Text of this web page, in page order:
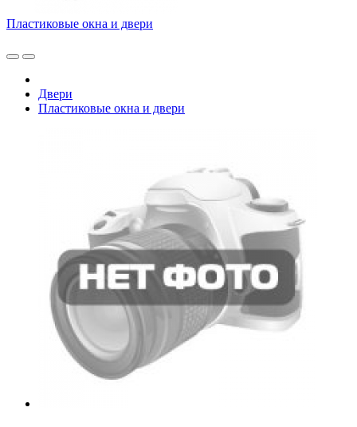
Пластиковые окна и двери
Двери
Пластиковые окна и двери